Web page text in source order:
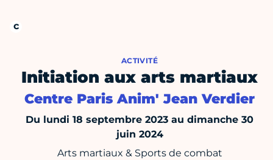
ACTIVITÉ
Initiation aux arts martiaux
Centre Paris Anim' Jean Verdier
Du lundi 18 septembre 2023 au dimanche 30
juin 2024
Arts martiaux & Sports de combat